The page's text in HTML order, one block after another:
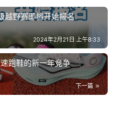
越野赛即将开始报名
2024年2月21日 上午8:33
跑鞋的新一年竞争
下一篇